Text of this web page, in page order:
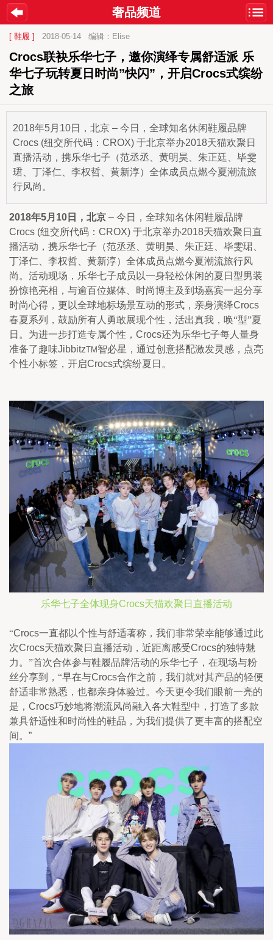
奢品频道
[ 鞋履 ] 2018-05-14 编辑：Elise
Crocs联袂乐华七子，邀你演绎专属舒适派 乐
华七子玩转夏日时尚”快闪”，开启Crocs式缤纷
之旅
2018年5月10日，北京 – 今日，全球知名休闲鞋履品牌
Crocs (纽交所代码：CROX) 于北京举办2018天猫欢聚日
直播活动，携乐华七子（范丞丞、黄明昊、朱正廷、毕雯
珺、丁泽仁、李权哲、黄新淳）全体成员点燃今夏潮流旅
行风尚。
2018年5月 10 日，北京 – 今日，全球知名休闲鞋履品牌
Crocs (纽交所代码： CROX) 于北京举办2018天猫欢聚日直
播活动，携乐华七子（范丞丞、黄明昊、朱正廷、毕雯珺、
丁泽仁、李权哲、黄新淳）全体成员点燃今夏潮流旅行风
尚。活动现场，乐华七子成员以一身轻松休闲的夏日型男装
扮惊艳亮相，与逾百位媒体、时尚博主及到场嘉宾一起分享
时尚心得，更以全球地标场景互动的形式，亲身演绎Crocs
春夏系列，鼓励所有 人勇敢展现个性，活出真我，唤“型”夏
日 。为进一步打造专属个性， Crocs还为乐华七子每人量身
准备了趣味JibbitzTM 智必星，通过创意搭配激发灵感，点亮
个性小标签，开启Crocs式缤纷夏日。
乐华七子全体现身Crocs天猫欢聚日直播活动
“Crocs一直都以个性与舒适著称，我们非常荣幸能够通过此
次Crocs天猫欢聚日直播活动，近距离感受Crocs的独特魅
力。”首次合体参与鞋履品牌活动的乐华七子，在现场与粉
丝分享到，“早在与Crocs合作之前，我们就对其产品的轻便
舒适非常熟悉，也都亲身体验过。今天更令我们眼前一亮的
是， Crocs巧妙地将潮流风尚融入各大鞋型中，打造了多款
兼具舒适性和时尚性的鞋品，为我们提供了更丰富的搭配空
间。 ”